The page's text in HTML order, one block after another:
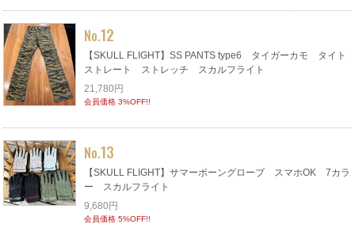
No.12
【SKULL FLIGHT】SS PANTS type6 タイガーカモ タイト
ストレート ストレッチ スカルフライト
21,780円
会員価格 3%OFF!!
No.13
【SKULL FLIGHT】サマーボーングローブ スマホOK 7カラ
ー スカルフライト
9,680円
会員価格 5%OFF!!